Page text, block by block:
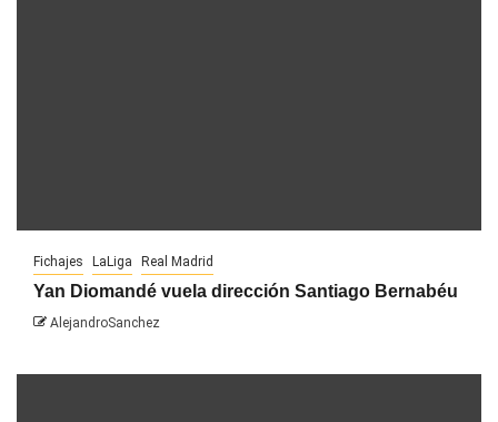
Fichajes LaLiga Real Madrid
Yan Diomandé vuela dirección Santiago Bernabéu
AlejandroSanchez